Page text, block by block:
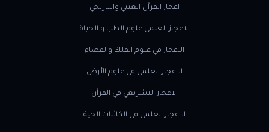
اعجاز القرآن الغيبي والتاريخي
الاعجاز العلمي علوم الطب و الحياة
الاعجاز في علوم الفلك والفضاء
الاعجاز العلمي في علوم الأرض
الاعجاز التشريعي في القرآن
الاعجاز العلمي في الكائنات الحية